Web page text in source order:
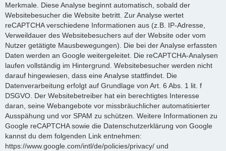
Merkmale. Diese Analyse beginnt automatisch, sobald der
Websitebesucher die Website betritt. Zur Analyse wertet
reCAPTCHA verschiedene Informationen aus (z.B. IP-Adresse,
Verweildauer des Websitebesuchers auf der Website oder vom
Nutzer getätigte Mausbewegungen). Die bei der Analyse erfassten
Daten werden an Google weitergeleitet. Die reCAPTCHA-Analysen
laufen vollständig im Hintergrund. Websitebesucher werden nicht
darauf hingewiesen, dass eine Analyse stattfindet. Die
Datenverarbeitung erfolgt auf Grundlage von Art. 6 Abs. 1 lit. f
DSGVO. Der Websitebetreiber hat ein berechtigtes Interesse
daran, seine Webangebote vor missbräuchlicher automatisierter
Ausspähung und vor SPAM zu schützen. Weitere Informationen zu
Google reCAPTCHA sowie die Datenschutzerklärung von Google
kannst du dem folgenden Link entnehmen:
https://www.google.com/intl/de/policies/privacy/ und